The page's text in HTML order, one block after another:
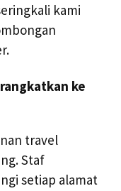
kami
ke
travel
Staf
setiap alamat